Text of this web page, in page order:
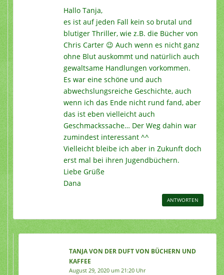
Hallo Tanja,
es ist auf jeden Fall kein so brutal und
blutiger Thriller, wie z.B. die Bücher von
Chris Carter 😉 Auch wenn es nicht ganz
ohne Blut auskommt und natürlich auch
gewaltsame Handlungen vorkommen.
Es war eine schöne und auch
abwechslungsreiche Geschichte, auch
wenn ich das Ende nicht rund fand, aber
das ist eben vielleicht auch
Geschmackssache… Der Weg dahin war
zumindest interessant ^^
Vielleicht bleibe ich aber in Zukunft doch
erst mal bei ihren Jugendbüchern.
Liebe Grüße
Dana
ANTWORTEN
TANJA VON DER DUFT VON BÜCHERN UND
KAFFEE
August 29, 2020 um 21:20 Uhr